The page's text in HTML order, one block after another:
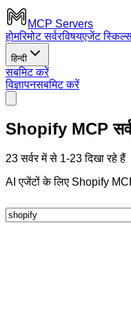
MCP Servers
होमरिमोट सर्वरविषयएजेंट
हिन्दी
सबमिट करें
विज्ञापनसबमिट करें
Shopify MCP
23 सर्वर में से 1-23 दिखा रहे हैं
AI एजेंटों के लिए Shopify